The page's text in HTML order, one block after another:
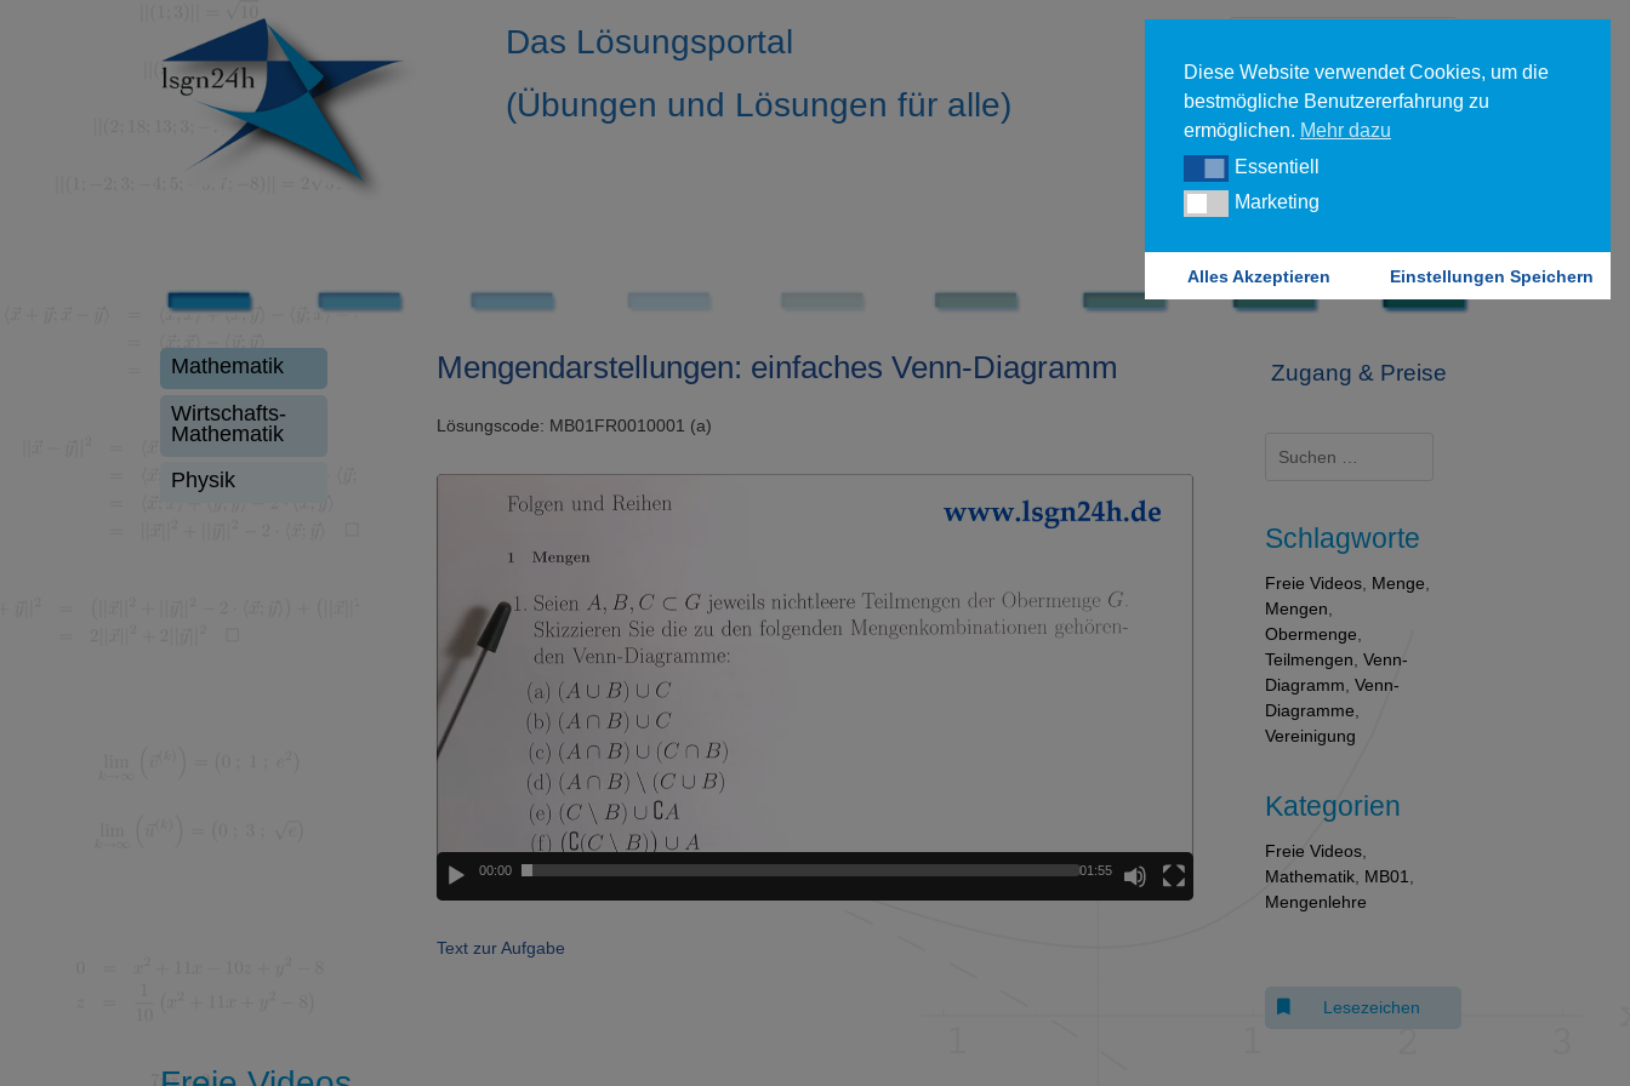
Das Lösungsportal
(Übungen und Lösungen für alle)
Forgot your password?
Mathematik
Wirtschafts-
Mathematik
Physik
Mengendarstellungen: einfaches Venn-Diagramm
Lösungscode: MB01FR0010001 (a)
00:00 01:55
Text zur Aufgabe
Zugang & Preise
nach:
Schlagworte
Freie Videos Menge
Mengen
Obermenge
Teilmengen ,Venn-
Diagramm ,Venn-
Diagramme
Vereinigung
Kategorien
Freie Videos
Mathematik MB01
Mengenlehre
Lesezeichen
Diese Website verwendet Cookies, um die
bestmögliche Benutzererfahrung zu
ermöglichen. Mehr dazu
EssentiellEssentiell
MarketingMarketing
Alles Akzeptieren Einstellungen Speichern